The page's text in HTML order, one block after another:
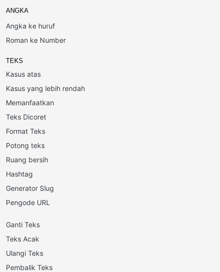
ANGKA
Angka ke huruf
Roman ke Number
TEKS
Kasus atas
Kasus yang lebih rendah
Memanfaatkan
Teks Dicoret
Format Teks
Potong teks
Ruang bersih
Hashtag
Generator Slug
Pengode URL
Ganti Teks
Teks Acak
Ulangi Teks
Pembalik Teks